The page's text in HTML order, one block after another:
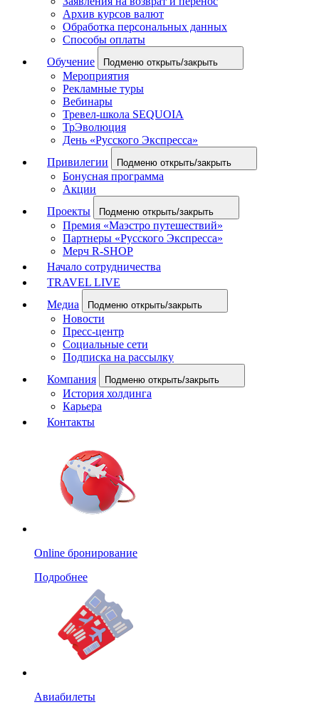
Архив курсов валют
Обработка персональных данных
Способы оплаты
Обучение
Подменю открыть/закрыть
Мероприятия
Рекламные туры
Вебинары
Тревел-школа SEQUOIA
ТрЭволюция
День «Русского Экспресса»
Привилегии
Подменю открыть/закрыть
Бонусная программа
Акции
Проекты
Подменю открыть/закрыть
Премия «Маэстро путешествий»
Партнеры «Русского Экспресса»
Мерч R-SHOP
Начало сотрудничества
TRAVEL LIVE
Медиа
Подменю открыть/закрыть
Новости
Пресс-центр
Социальные сети
Подписка на рассылку
Компания
Подменю открыть/закрыть
История холдинга
Карьера
Контакты
Online бронирование
Подробнее
Авиабилеты